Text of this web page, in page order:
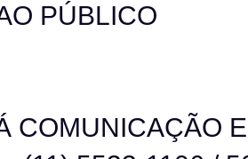
PÚBLICO
COMUNICAÇÃO